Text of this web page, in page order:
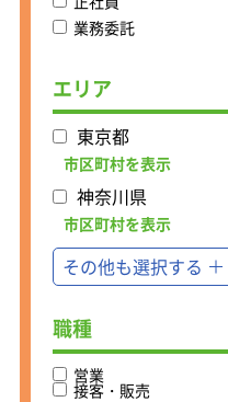
10社程
また、製
具の導入
付加価値
がけて、
業務委託
エリア
東京都
市区町村を表示
神奈川県
市区町村を表示
その他も選択する
職種
営業
接客・販売